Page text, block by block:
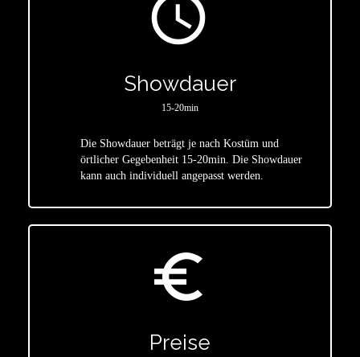
access_time
Showdauer
15-20min
Die Showdauer beträgt je nach Kostüm und
örtlicher Gegebenheit 15-20min. Die Showdauer
kann auch individuell angepasst werden.
euro_symbol
Preise